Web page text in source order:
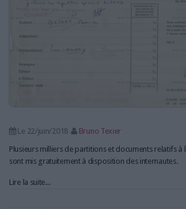
Le 22/juin/2018
Bruno Texier
Plusieurs milliers de partitions et documents relatifs à
sont mis gratuitement à disposition des internautes.
Lire la suite...